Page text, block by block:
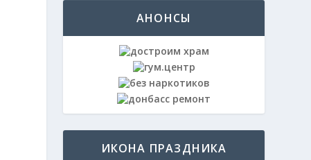
АНОНСЫ
ИКОНА ПРАЗДНИКА